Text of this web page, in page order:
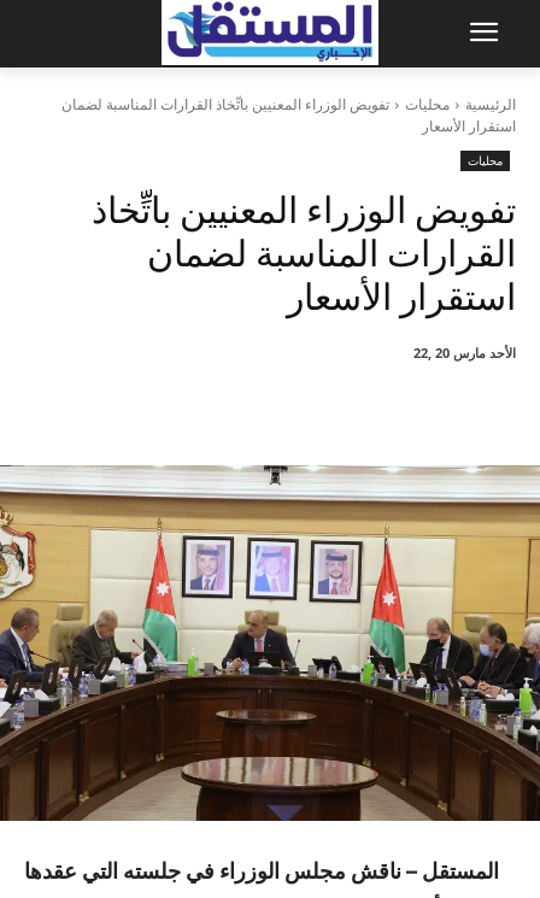
الرئيسية محليات
تفويض الوزراء المعنيين باتِّخاذ القرارات المناسبة لضمان
استقرار الأسعار
محليات
تفويض الوزراء المعنيين باتِّخاذ
القرارات المناسبة لضمان
استقرار الأسعار
الأحد مارس 20 ,22
المستقل – ناقش مجلس الوزراء في جلسته التي عقدها